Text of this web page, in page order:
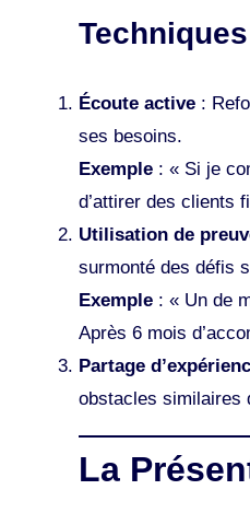
Écoute active :
ses besoins.
Exemple : « Si je
d’attirer des clients
Utilisation de
surmonté des défis
Exemple : « Un de
Après 6 mois
Partage
obstacles similaires
La